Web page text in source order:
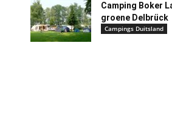
Camping Boker
groene Delbrück
Campings Duitsland